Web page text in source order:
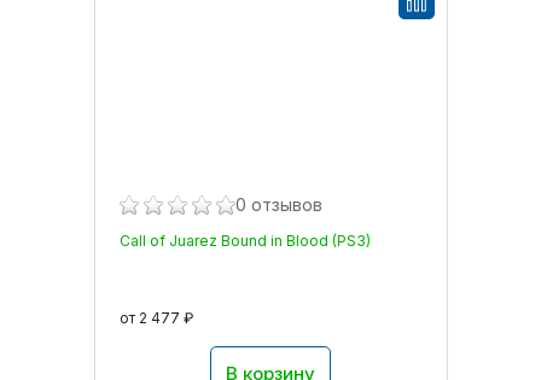
0 отзывов
Call of Juarez Bound in Blood (PS3)
от 2 477 ₽
В корзину